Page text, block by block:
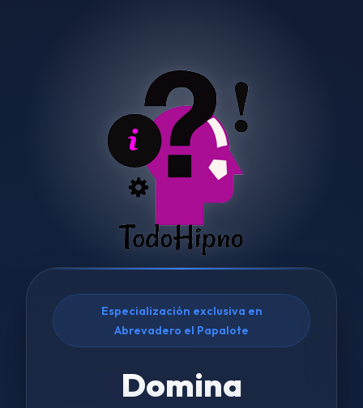
Especialización exclusiva en
Abrevadero el Papalote
Domina